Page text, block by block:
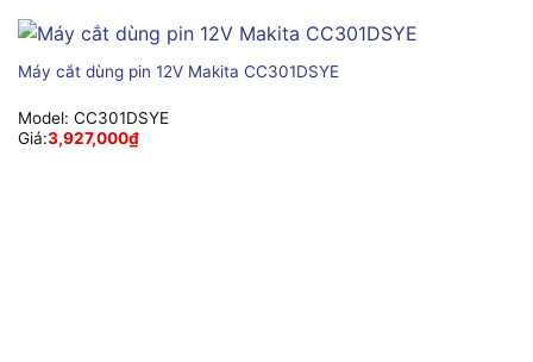
Máy cắt dùng pin 12V Makita CC301DSYE
Model: CC301DSYE
Giá:3,927,000₫